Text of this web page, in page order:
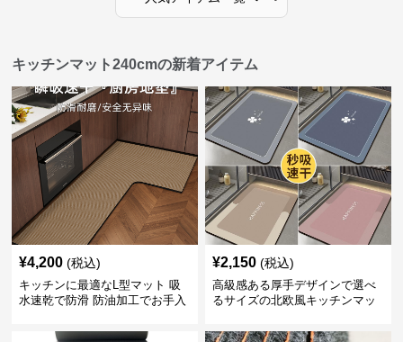
キッチンマット240cmの新着アイテム
¥4,200 (税込)
キッチンに最適なL型マット 吸
水速乾で防滑 防油加工でお手入
¥2,150 (税込)
高級感ある厚手デザインで選べ
るサイズの北欧風キッチンマッ